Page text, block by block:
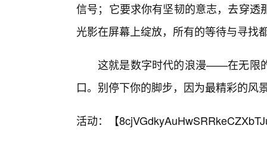
信号；它要求你有坚韧的意志，去穿透
光影在屏幕上绽放，所有的等待与寻找
这就是数字时代的浪漫——在无限
口。别停下你的脚步，因为最精彩的风
活动：【